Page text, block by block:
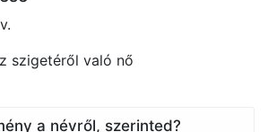
szigetéről való nő
a névről, szerinted?